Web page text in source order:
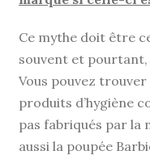
Ce mythe doit être
souvent et pourtant,
Vous pouvez
produits d’hygiène
pas fabriqués par la
aussi la poupée